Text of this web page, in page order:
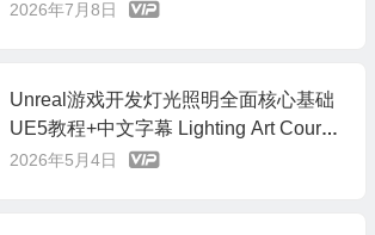
2026年7月8日
Unreal游戏开发灯光照明全面核心基础
UE5教程+中文字幕 Lighting Art Course
for Gamedev
2026年5月4日